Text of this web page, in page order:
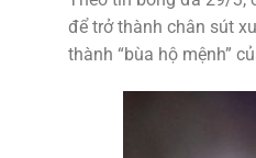
để trở thành chân sút
thành “bùa hộ mệnh”